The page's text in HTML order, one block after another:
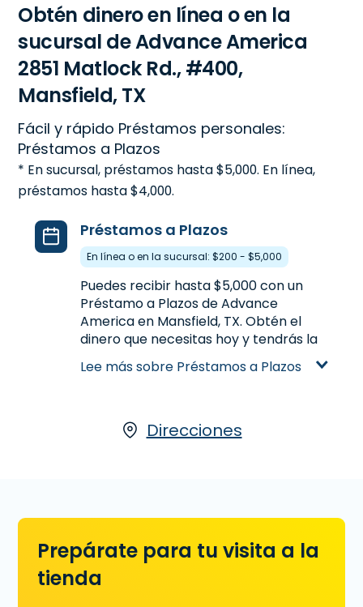
Obtén dinero en línea o en la
sucursal de Advance America
2851 Matlock Rd., #400,
Mansfield, TX
Fácil y rápido Préstamos personales:
Préstamos a Plazos
* En sucursal, préstamos hasta $5,000. En línea,
préstamos hasta $4,000.
Préstamos a Plazos
En línea o en la sucursal: $200 - $5,000
Puedes recibir hasta $5,000 con un
Préstamo a Plazos de Advance
America en Mansfield, TX. Obtén el
dinero que necesitas hoy y tendrás la
flexibilidad the pagarlo a plazos con
más tiempo. A diferencia de los
préstamos con montos más altos y
Mansfield, TX, para un Préstamo a
para precalificar.
Aprende más sobre Préstamos a
Lee más sobre Préstamos a Plazos
Direcciones
Prepárate para tu visita a la
tienda